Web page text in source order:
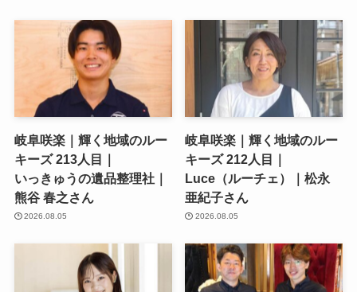
岐阜咲楽｜輝く地域のルー
キーズ 213人目｜
いっきゅうの遺品整理社｜
熊谷 春之さん
2026.08.05
岐阜咲楽｜輝く地域のルー
キーズ 212人目｜
Luce（ルーチェ）｜松永
亜紀子さん
2026.08.05